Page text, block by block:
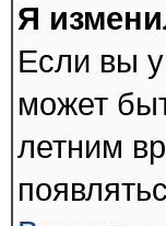
Я
Если вы
может
летним